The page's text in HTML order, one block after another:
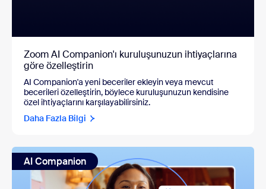
Zoom AI Companion'ı kuruluşunuzun ihtiyaçlarına
göre özelleştirin
AI Companion'a yeni beceriler ekleyin veya mevcut
becerileri özelleştirin, böylece kuruluşunuzun kendisine
özel ihtiyaçlarını karşılayabilirsiniz.
Daha Fazla Bilgi
AI Companion